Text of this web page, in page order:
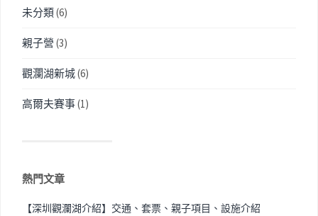
未分類(6)
親子營 (3)
觀瀾湖新城(6)
高爾夫賽事(1)
熱門文章
【深圳觀瀾湖介紹】交通、套票、親子項目、設施介紹